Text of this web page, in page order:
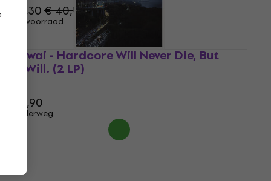
€ 36,30€ 40,90
Op voorraad
Mogwai - Hardcore Will Never Die, But
You Will. (2 LP)
€ 48,90
Onderweg